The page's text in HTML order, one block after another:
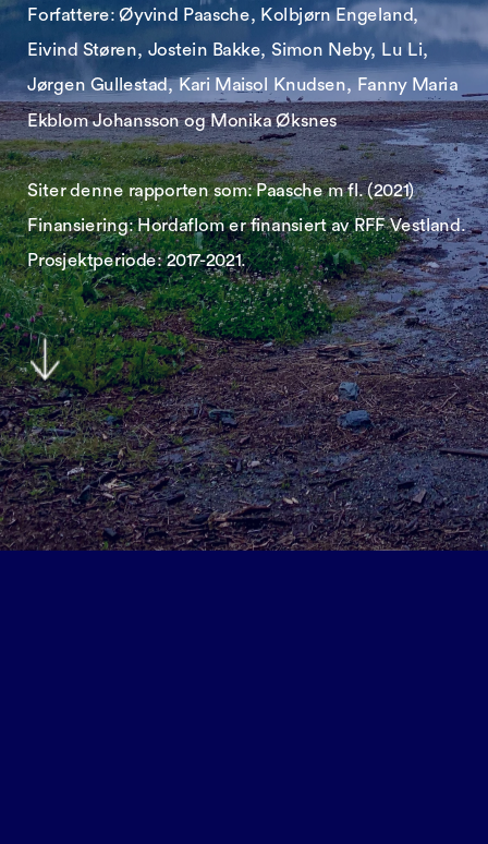
Forfattere: Øyvind Paasche, Kolbjørn Engeland,
Eivind Støren, Jostein Bakke, Simon Neby, Lu Li,
Jørgen Gullestad, Kari Maisol Knudsen, Fanny Maria
Ekblom Johansson og Monika Øksnes
Siter denne rapporten som: Paasche m fl. (2021)
Finansiering: Hordaflom er finansiert av RFF Vestland.
Prosjektperiode: 2017-2021.